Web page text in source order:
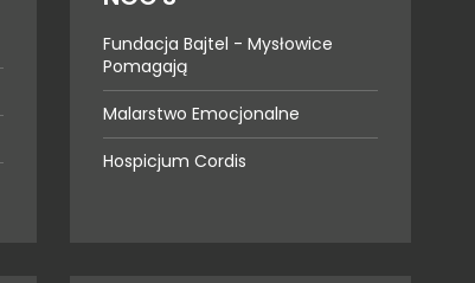
Fundacja Bajtel - Mysłowice
Pomagają
Malarstwo Emocjonalne
Hospicjum Cordis